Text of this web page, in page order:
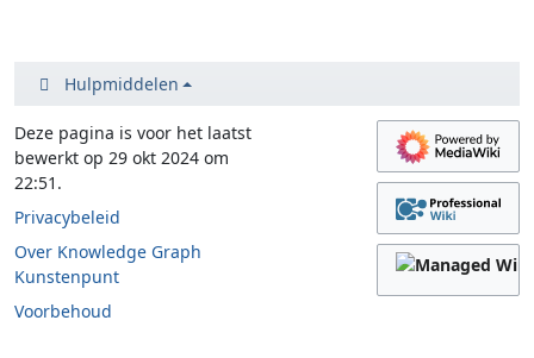
Hulpmiddelen
Deze pagina is voor het laatst
bewerkt op 29 okt 2024 om
22:51.
Privacybeleid
Over Knowledge Graph
Kunstenpunt
Voorbehoud